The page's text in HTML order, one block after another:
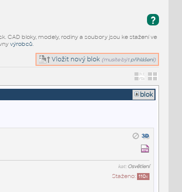
?
CAD bloky, modely, rodiny a soubory jsou ke stažení ve
výrobců.
Vložit nový blok (musíte být přihlášeni)
blok
kat:Osvětlení
Staženo: 110x